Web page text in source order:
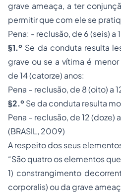
grave ameaça, a ter
permitir que com ele se
Pena: - reclusão, de 6 (seis) a
§1.º Se da conduta resulta
grave ou se a vítima é
de 14 (catorze) anos:
Pena – reclusão, de 8 (oito) a
§2.ºSe da conduta resulta
Pena – reclusão, de 12 (doze)
(BRASIL, 2009)
A respeito dos seus
“São quatro os elementos
1) constrangimento
corporalis) ou da grave